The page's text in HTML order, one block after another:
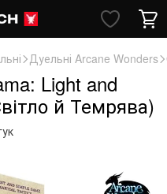
Дуельні Arcane Wonders
Light and
й Темрява)